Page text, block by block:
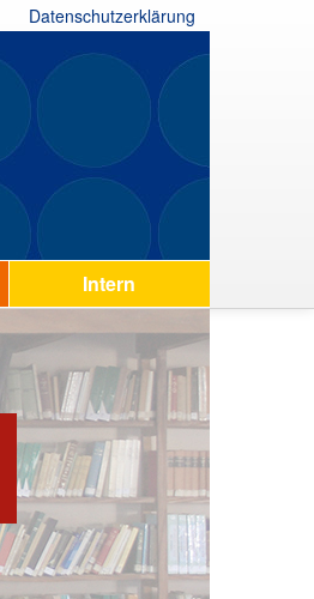
Datenschutzerklärung
Intern